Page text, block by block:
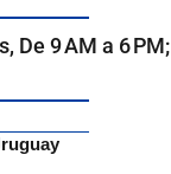
De 9 AM a 6 PM;